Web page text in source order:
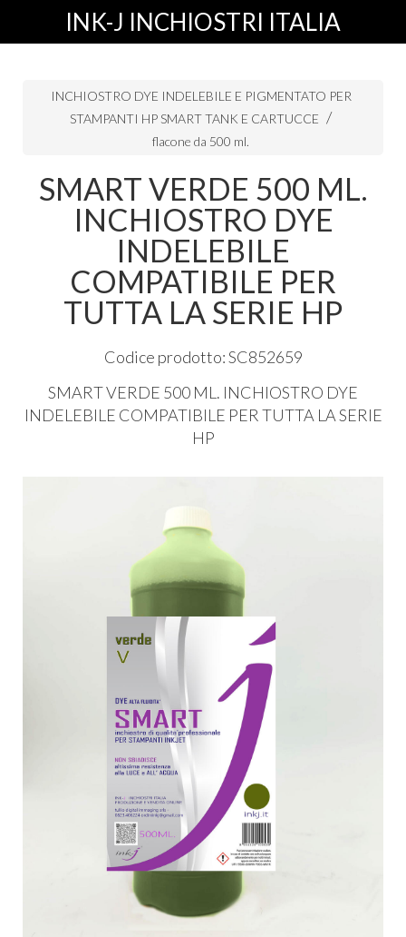
INK-J INCHIOSTRI ITALIA
INCHIOSTRO DYE INDELEBILE E PIGMENTATO PER
STAMPANTI HP SMART TANK E CARTUCCE
flacone da 500 ml.
SMART VERDE 500 ML.
INCHIOSTRO DYE
INDELEBILE
COMPATIBILE PER
TUTTA LA SERIE HP
Codice prodotto: SC852659
SMARTVERDE 500 ML. INCHIOSTRO DYE
INDELEBILE COMPATIBILE PER TUTTA LASERIE
HP